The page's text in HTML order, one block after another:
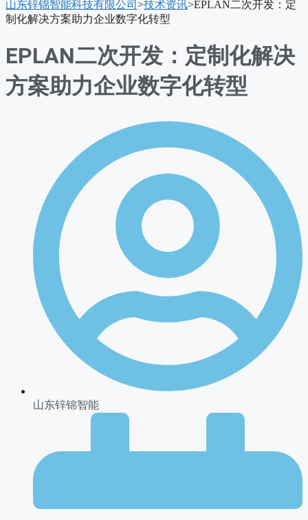
单
山东锌锦智能科技有限公司 >技术资讯>EPLAN二次开发：定
制化解决方案助力企业数字化转型
EPLAN二次开发：定制化解决
方案助力企业数字化转型
山东锌锦智能